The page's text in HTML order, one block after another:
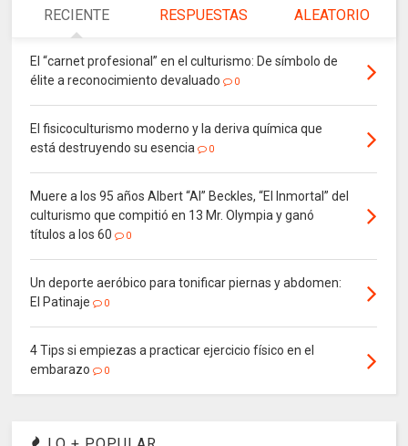
RECIENTE RESPUESTAS ALEATORIO
El “carnet profesional” en el culturismo: De símbolo de
élite a reconocimiento devaluado
0
El fisicoculturismo moderno y la deriva química que
está destruyendo su esencia
0
Muere a los 95 años Albert “Al” Beckles, “El Inmortal” del
culturismo que compitió en 13 Mr. Olympia y ganó
títulos a los 60
0
Un deporte aeróbico para tonificar piernas y abdomen:
El Patinaje
0
4 Tips si empiezas a practicar ejercicio físico en el
embarazo
0